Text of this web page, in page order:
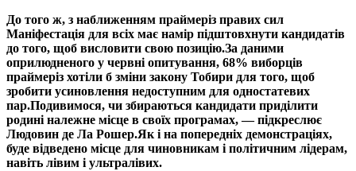
До того ж, з наближенням праймеріз правих сил
Маніфестація для всіх має намір підштовхнути кандидатів
до того, щоб висловити свою позицію.За даними
оприлюдненого у червні опитування, 68% виборців
праймеріз хотіли б зміни закону Тобири для того, щоб
зробити усиновлення недоступним для одностатевих
пар.Подивимося, чи збираються кандидати приділити
родині належне місце в своїх програмах, — підкреслює
Людовин де Ла Рошер.Як і на попередніх демонстраціях,
буде відведено місце для чиновникам і політичним лідерам,
навіть лівим і ультралівих.